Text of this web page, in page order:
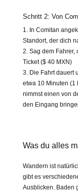
Schritt 2: Von
1. In Comitan
Standort, der dich
2. Sag dem Fahrer,
Ticket ($ 40 MXN)
3. Die Fahrt dauert
etwa 10 Minuten (1
nimmst einen von
den Eingang
Was du alles
Wandern ist
gibt es
Ausblicken. Baden